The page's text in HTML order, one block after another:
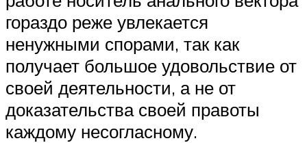
гораздо реже увлекается
ненужными спорами, так как
получает большое удовольствие от
своей деятельности, а не от
доказательства своей правоты
каждому несогласному.